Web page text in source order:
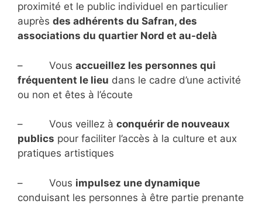
proximité et le public individuel en particulier
auprès des adhérents du Safran, des
associations du quartier Nord et au-delà
– Vous accueillez les personnes qui
fréquentent le lieu dans le cadre d’une activité
ou non et êtes à l’écoute
– Vous veillez à conquérir de nouveaux
publics pour faciliter l’accès à la culture et aux
pratiques artistiques
– Vous impulsez une dynamique
conduisant les personnes à être partie prenante